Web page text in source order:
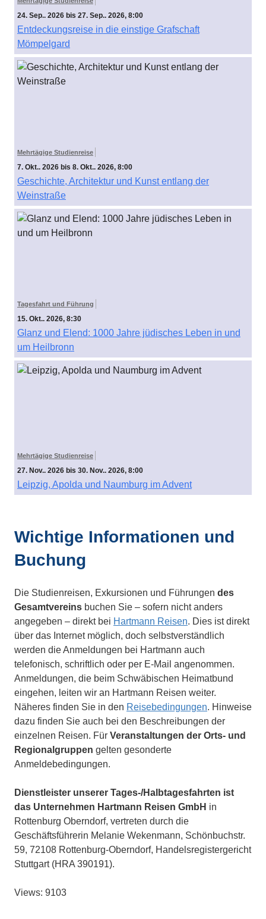
24. Sep.. 2026 bis 27. Sep.. 2026, 8:00
Entdeckungsreise in die einstige Grafschaft
Mömpelgard
Mehrtägige Studienreise
7. Okt.. 2026 bis 8. Okt.. 2026, 8:00
Geschichte, Architektur und Kunst entlang der
Weinstraße
Tagesfahrt und Führung
15. Okt.. 2026, 8:30
Glanz und Elend: 1000 Jahre jüdisches Leben in und
um Heilbronn
Mehrtägige Studienreise
27. Nov.. 2026 bis 30. Nov.. 2026, 8:00
Leipzig, Apolda und Naumburg im Advent
Wichtige Informationen und
Buchung
Die Studienreisen, Exkursionen und Führungen des
Gesamtvereins buchen Sie – sofern nicht anders
angegeben – direkt bei Hartmann Reisen. Dies ist direkt
über das Internet möglich, doch selbstverständlich
werden die Anmeldungen bei Hartmann auch
telefonisch, schriftlich oder per E-Mail angenommen.
Anmeldungen, die beim Schwäbischen Heimatbund
eingehen, leiten wir an Hartmann Reisen weiter.
Näheres finden Sie in den Reisebedingungen. Hinweise
dazu finden Sie auch bei den Beschreibungen der
einzelnen Reisen. Für Veranstaltungen der Orts- und
Regionalgruppen gelten gesonderte
Anmeldebedingungen.
Dienstleister unserer Tages-/Halbtagesfahrten ist
das Unternehmen Hartmann Reisen GmbH in
Rottenburg Oberndorf, vertreten durch die
Geschäftsführerin Melanie Wekenmann, Schönbuchstr.
59, 72108 Rottenburg-Oberndorf, Handelsregistergericht
Stuttgart (HRA 390191).
Views: 9103